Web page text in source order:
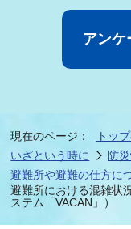
現在のページ： トッ
いざという時に
防
避難所や避難の仕方に
避難所における混雑状
ステム「VACAN」）